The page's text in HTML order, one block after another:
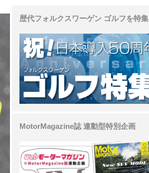
歴代フォルクスワーゲン ゴルフを特集
MotorMagazine誌 連動型特別企画